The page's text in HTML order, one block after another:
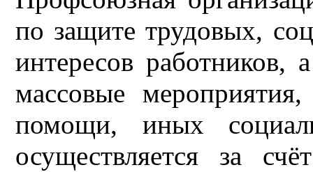
по защите трудовых,
интересов работников,
массовые мероприятия,
помощи, иных
осуществляется за